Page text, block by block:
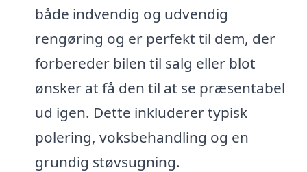
både indvendig og udvendig
rengøring og er perfekt til dem, der
forbereder bilen til salg eller blot
ønsker at få den til at se præsentabel
ud igen. Dette inkluderer typisk
polering, voksbehandling og en
grundig støvsugning.